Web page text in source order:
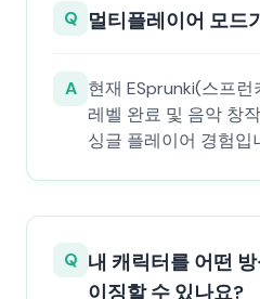
Q 멀티플레이어 모드
A 현재 ESprunki(스프
레벨 완료 및 음악 창
싱글 플레이어 경험입
Q 내 캐릭터를 어떤
이징할 수 있나요?